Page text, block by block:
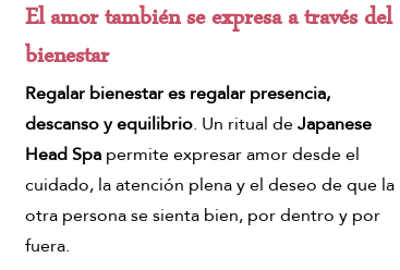
El amor también se expresa a través del
bienestar
Regalar bienestar es regalar presencia,
descanso y equilibrio. Un ritual de Japanese
Head Spa permite expresar amor desde el
cuidado, la atención plena y el deseo de que la
otra persona se sienta bien, por dentro y por
fuera.